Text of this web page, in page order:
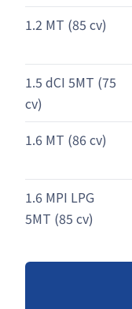
1.2 MT (85 cv)
1.5 dCI 5MT (75
cv)
1.6 MT (86 cv)
1.6 MPI LPG
5MT (85 cv)